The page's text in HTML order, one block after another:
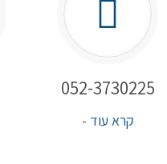
052-3730225
קרא עוד -